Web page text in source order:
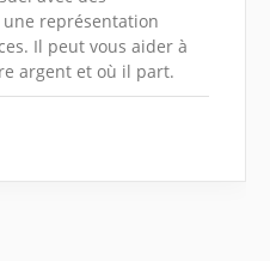
représentation
Il peut vous aider à
argent et où il part.